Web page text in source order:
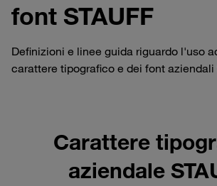
font STAUFF
Definizioni e linee guida riguardo l'uso
carattere tipografico e dei font aziendali
Carattere
aziendale